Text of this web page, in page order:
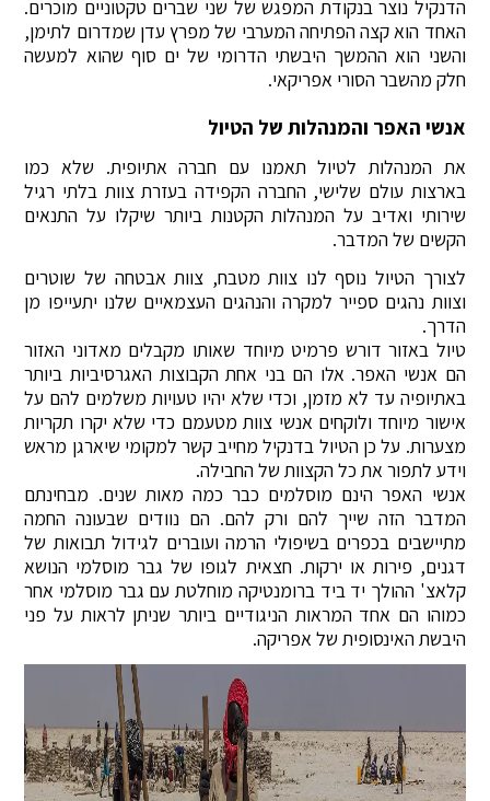
הדנקיל נוצר בנקודת המפגש של שני שברים טקטוניים מוכרים.
האחד הוא קצה הפתיחה המערבי של מפרץ עדן שמדרום לתימן,
והשני הוא ההמשך היבשתי הדרומי של ים סוף שהוא למעשה
חלק מהשבר הסורי אפריקאי.
אנשי האפר והמנהלות של הטיול
את המנהלות לטיול תאמנו עם חברה אתיופית. שלא כמו
בארצות עולם שלישי, החברה הקפידה בעזרת צוות בלתי רגיל
שירותי ואדיב על המנהלות הקטנות ביותר שיקלו על התנאים
הקשים של המדבר.
לצורך הטיול נוסף לנו צוות מטבח, צוות אבטחה של שוטרים
וצוות נהגים ספייר למקרה והנהגים העצמאיים שלנו יתעייפו מן
הדרך.
טיול באזור דורש פרמיט מיוחד שאותו מקבלים מאדוני האזור
הם אנשי האפר. אלו הם בני אחת הקבוצות האגרסיביות ביותר
באתיופיה עד לא מזמן, וכדי שלא יהיו טעויות משלמים להם על
אישור מיוחד ולוקחים אנשי צוות מטעמם כדי שלא יקרו תקריות
מצערות. על כן הטיול בדנקיל מחייב קשר למקומי שיארגן מראש
וידע לתפור את כל הקצוות של החבילה.
אנשי האפר הינם מוסלמים כבר כמה מאות שנים. מבחינתם
המדבר הזה שייך להם ורק להם. הם נוודים שבעונה החמה
מתיישבים בכפרים בשיפולי הרמה ועוברים לגידול תבואות של
דגנים, פירות או ירקות. חצאית לגופו של גבר מוסלמי הנושא
קלאצ' ההולך יד ביד ברומנטיקה מוחלטת עם גבר מוסלמי אחר
כמוהו הם אחד המראות הניגודיים ביותר שניתן לראות על פני
היבשת האינסופית של אפריקה.